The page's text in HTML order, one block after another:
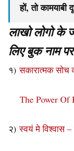
हों, तो कामयाबी
लाखो लोगो के
लिए बुक नाम
१)सकारात्मक सोच
The Power Of
२)स्वयं मे विश्वास –